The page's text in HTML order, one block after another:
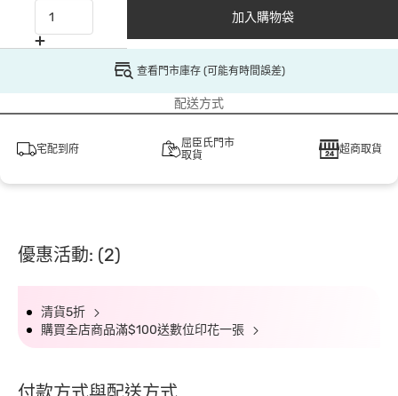
加入購物袋
查看門市庫存 (可能有時間誤差)
配送方式
宅配到府
屈臣氏門市
取貨
超商取貨
優惠活動: (2)
清貨5折
購買全店商品滿$100送數位印花一張